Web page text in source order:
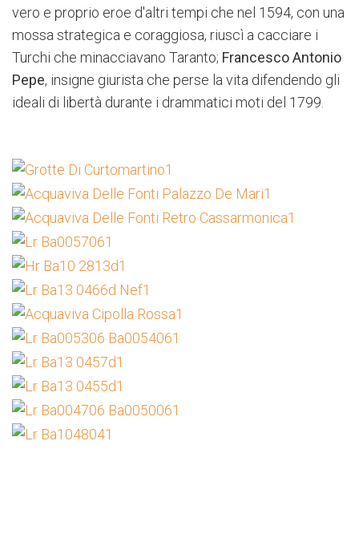
vero e proprio eroe d'altri tempi che nel 1594, con una
mossa strategica e coraggiosa, riuscì a cacciare i
Turchi che minacciavano Taranto; Francesco Antonio
Pepe, insigne giurista che perse la vita difendendo gli
ideali di libertà durante i drammatici moti del 1799.